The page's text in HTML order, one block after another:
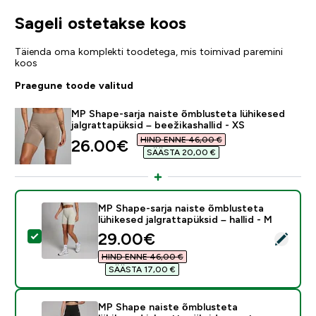
Sageli ostetakse koos
Täienda oma komplekti toodetega, mis toimivad paremini
koos
Praegune toode valitud
MP Shape-sarja naiste õmblusteta lühikesed
jalgrattapüksid – beežikashallid - XS
discounted price
26.00€‎
HIND ENNE 46,00 €‎
SÄÄSTA 20,00 €‎
Vali see toode - MP Shape-sarja naiste õmblusteta
MP Shape-sarja naiste õmblusteta
lühikesed jalgrattapüksid – hallid - M
discounted price
29.00€‎
HIND ENNE 46,00 €‎
SÄÄSTA 17,00 €‎
MP Shape naiste õmblusteta